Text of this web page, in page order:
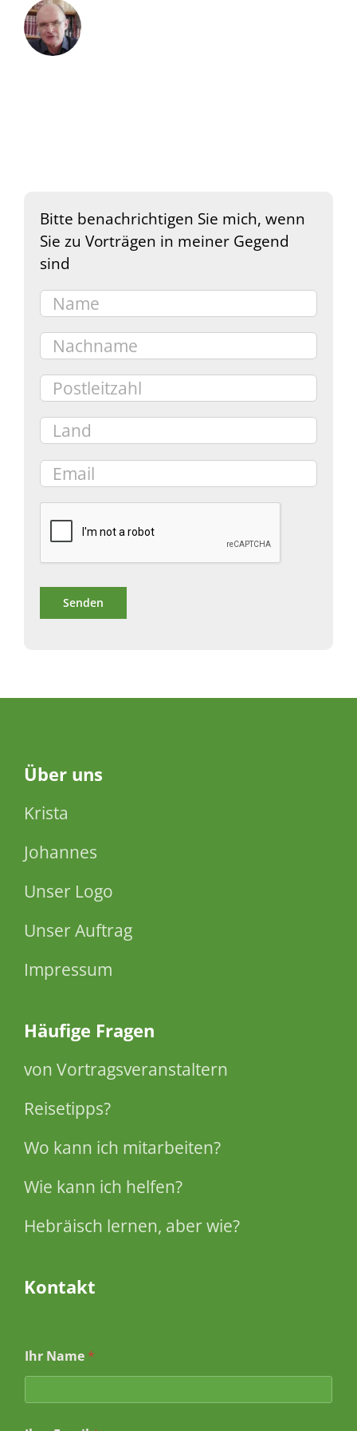
Bitte benachrichtigen Sie mich, wenn
Sie zu Vorträgen in meiner Gegend
sind
Über uns
Krista
Johannes
Unser Logo
Unser Auftrag
Impressum
Häufige Fragen
von Vortragsveranstaltern
Reisetipps?
Wo kann ich mitarbeiten?
Wie kann ich helfen?
Hebräisch lernen, aber wie?
Kontakt
Ihr Name *